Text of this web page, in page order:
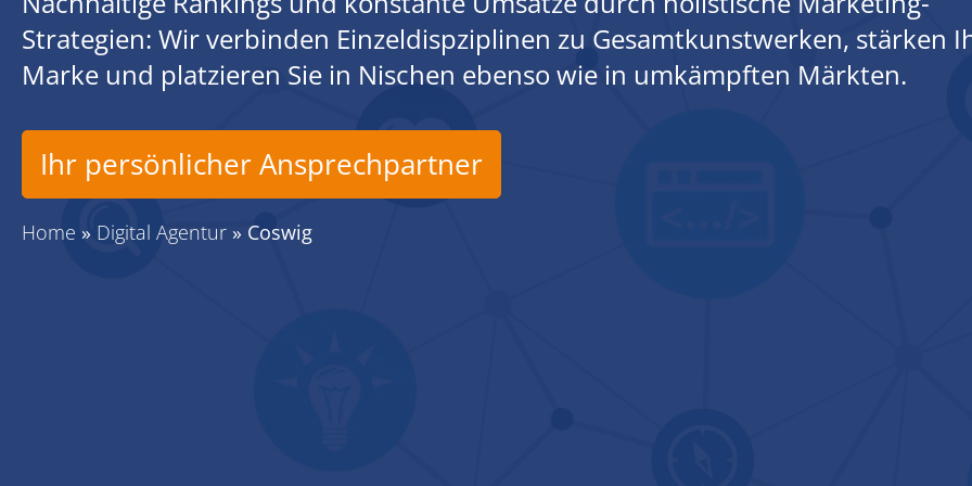
Strategien: Wir verbinden Einzeldispziplinen zu Gesamtkunstwerken, stärken
Marke und platzieren Sie in Nischen ebenso wie in umkämpften Märkten.
Ihr persönlicher Ansprechpartner
Home » Digital Agentur » Coswig